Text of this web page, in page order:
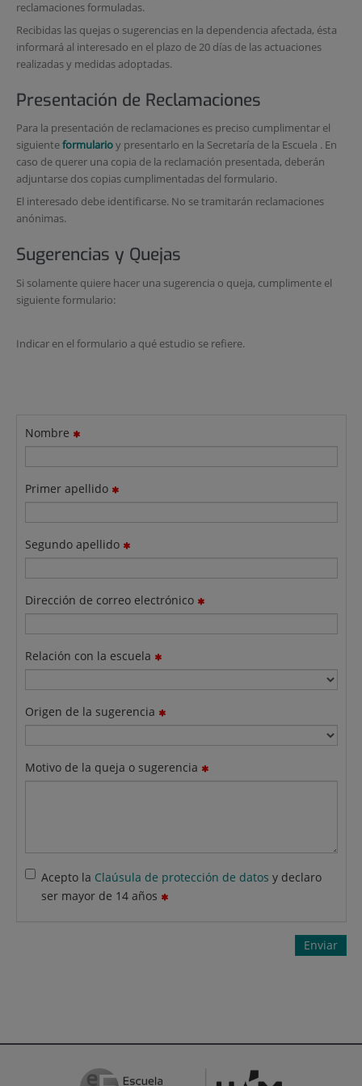
reclamaciones formuladas.
Recibidas las quejas o sugerencias en la dependencia afectada, ésta
informará al interesado en el plazo de 20 días de las actuaciones
realizadas y medidas adoptadas.
Presentación de Reclamaciones
Para la presentación de reclamaciones es preciso cumplimentar el
siguienteformularioy presentarlo en la Secretaría de la Escuela . En
caso de querer una copia de la reclamación presentada, deberán
adjuntarse dos copias cumplimentadas del formulario.
El interesado debe identificarse. No se tramitarán reclamaciones
anónimas.
Sugerencias y Quejas
Si solamente quiere hacer una sugerencia o queja, cumplimente el
siguiente formulario:
Indicar en el formulario a qué estudio se refiere.
Nombre
Primer apellido
Segundo apellido
Dirección de correo electrónico
Relación con la escuela
Origen de la sugerencia
Motivo de la queja o sugerencia
Acepto la Claúsula de protección de datos y declaro
ser mayor de 14 años
Enviar